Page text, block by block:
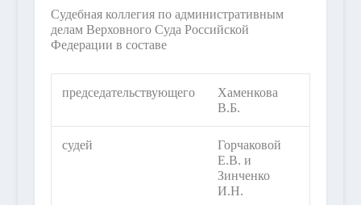
Судебная коллегия по административным
делам Верховного Суда Российской
Федерации в составе
председательствующего
Хаменкова
В.Б.
судей
Горчаковой
Е.В. и
Зинченко
И.Н.